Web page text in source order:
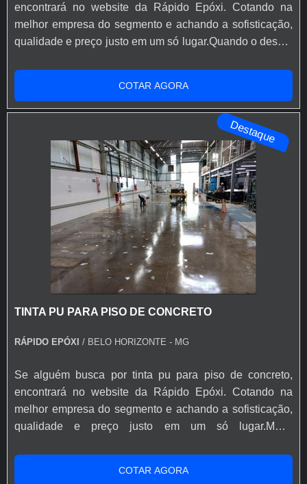
encontrará no website da Rápido Epóxi. Cotando na
melhor empresa do segmento e achando a sofisticação,
qualidade e preço justo em um só lugar.Quando o desejo
cliente poderá encontrar excelente custo-benefício com
soluções eficazes para acessórios e ferramentas para
aplicação de base epóxi.MAIS INFORMAÇÕES SOBRE
COTAR AGORA
Destaque
TINTA PU PARA PISO DE CONCRETO
RÁPIDO EPÓXI / BELO HORIZONTE - MG
Se alguém busca por tinta pu para piso de concreto,
encontrará no website da Rápido Epóxi. Cotando na
melhor empresa do segmento e achando a sofisticação,
qualidade e preço justo em um só lugar.MAIS
CONCRETOQuem está à procura de tinta pu para piso
de concreto em uma corporação inovadora, chega até a
COTAR AGORA